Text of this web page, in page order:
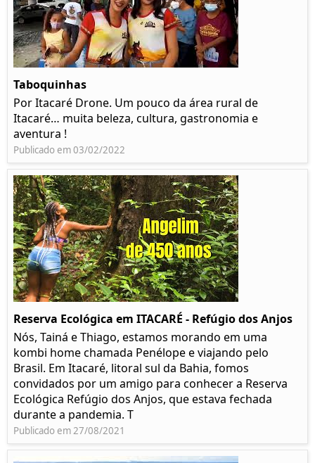
Taboquinhas
Por Itacaré Drone. Um pouco da área rural de
Itacaré… muita beleza, cultura, gastronomia e
aventura !
Publicado em 03/02/2022
Reserva Ecológica em ITACARÉ - Refúgio dos Anjos
Nós, Tainá e Thiago, estamos morando em uma
kombi home chamada Penélope e viajando pelo
Brasil. Em Itacaré, litoral sul da Bahia, fomos
convidados por um amigo para conhecer a Reserva
Ecológica Refúgio dos Anjos, que estava fechada
durante a pandemia. T
Publicado em 27/08/2021